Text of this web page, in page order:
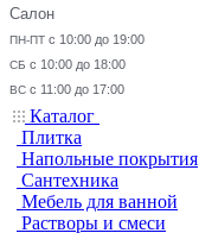
Салон
ПН-ПТ с 10:00 до 19:00
СБ с 10:00 до 18:00
ВС с 11:00 до 17:00
Каталог
Плитка
Напольные покрытия
Сантехника
Мебель для ванной
Растворы и смеси